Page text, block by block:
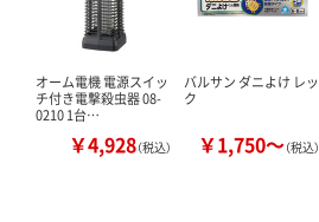
オーム電機 電源スイッ
チ付き電撃殺虫器 08-
0210 1台…
￥4,928（税込）
バルサン ダニよけ レッ
ク
￥1,750～（税込）